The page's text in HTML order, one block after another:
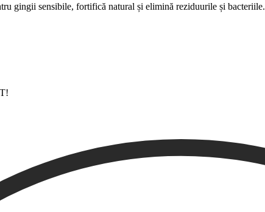
gingii sensibile, fortifică natural și elimină reziduurile și bacteriile.